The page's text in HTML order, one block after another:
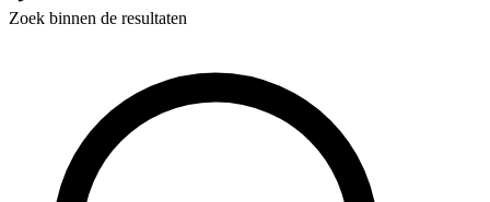
Zoek binnen de resultaten